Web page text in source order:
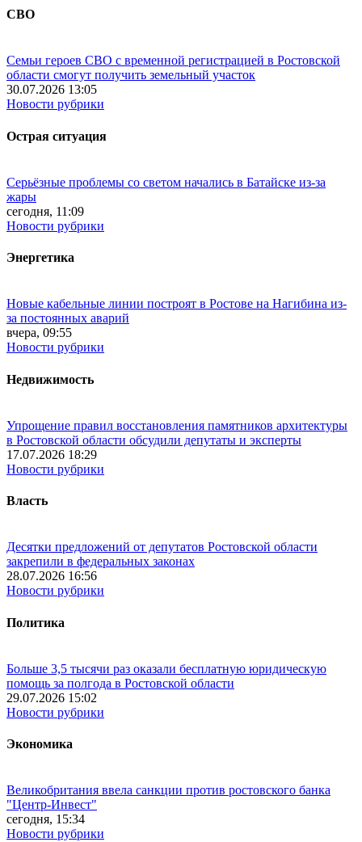
СВО
Семьи героев СВО с временной регистрацией в Ростовской
области смогут получить земельный участок
30.07.2026 13:05
Новости рубрики
Острая ситуация
Серьёзные проблемы со светом начались в Батайске из-за
жары
сегодня, 11:09
Новости рубрики
Энергетика
Новые кабельные линии построят в Ростове на Нагибина из-
за постоянных аварий
вчера, 09:55
Новости рубрики
Недвижимость
Упрощение правил восстановления памятников архитектуры
в Ростовской области обсудили депутаты и эксперты
17.07.2026 18:29
Новости рубрики
Власть
Десятки предложений от депутатов Ростовской области
закрепили в федеральных законах
28.07.2026 16:56
Новости рубрики
Политика
Больше 3,5 тысячи раз оказали бесплатную юридическую
помощь за полгода в Ростовской области
29.07.2026 15:02
Новости рубрики
Экономика
Великобритания ввела санкции против ростовского банка
"Центр-Инвест"
сегодня, 15:34
Новости рубрики